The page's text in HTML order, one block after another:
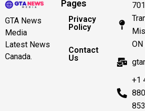
GTA News
Media
Latest News
Canada.
Pages
Privacy
Policy
Contact
Us
+1